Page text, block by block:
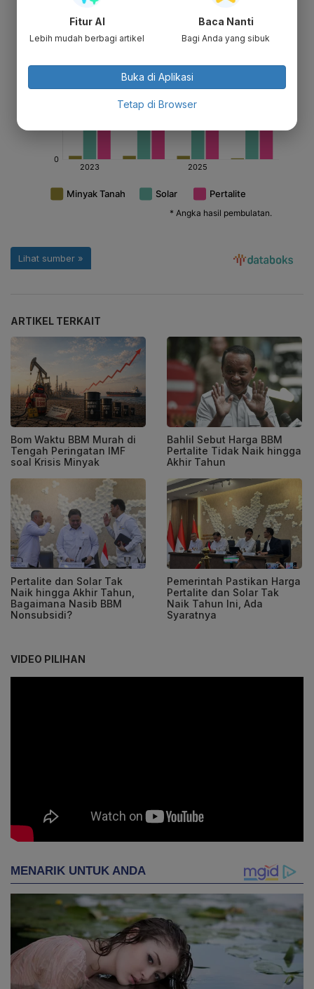
ARTIKEL TERKAIT
Bom Waktu BBM Murah di
Tengah Peringatan IMF
soal Krisis Minyak
Bahlil Sebut Harga BBM
Pertalite Tidak Naik hingga
Akhir Tahun
Pertalite dan Solar Tak
Naik hingga Akhir Tahun,
Bagaimana Nasib BBM
Nonsubsidi?
Pemerintah Pastikan Harga
Pertalite dan Solar Tak
Naik Tahun Ini, Ada
Syaratnya
VIDEO PILIHAN
Fitur AI
Lebih mudah berbagi artikel
Baca Nanti
Bagi Anda yang sibuk
Buka di Aplikasi
Tetap di Browser